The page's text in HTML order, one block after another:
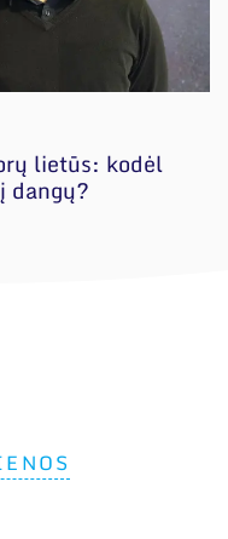
lietūs: kodėl
dangų?